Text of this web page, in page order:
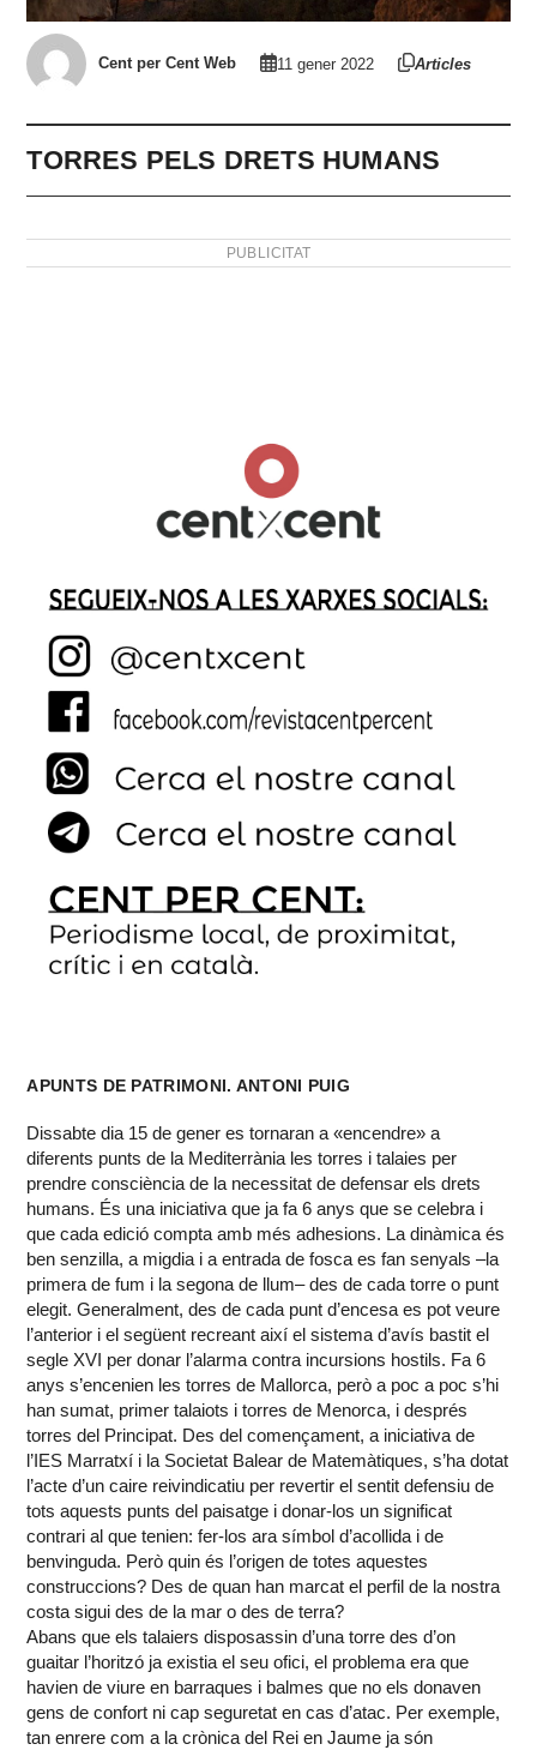
Cent per Cent Web 11 gener 2022 Articles
TORRES PELS DRETS HUMANS
PUBLICITAT
APUNTS DE PATRIMONI. ANTONI PUIG
Dissabte dia 15 de gener es tornaran a «encendre» a
diferents punts de la Mediterrània les torres i talaies per
prendre consciència de la necessitat de defensar els drets
humans. És una iniciativa que ja fa 6 anys que se celebra i
que cada edició compta amb més adhesions. La dinàmica és
ben senzilla, a migdia i a entrada de fosca es fan senyals –la
primera de fum i la segona de llum– des de cada torre o punt
elegit. Generalment, des de cada punt d’encesa es pot veure
l’anterior i el següent recreant així el sistema d’avís bastit el
segle XVI per donar l’alarma contra incursions hostils. Fa 6
anys s’encenien les torres de Mallorca, però a poc a poc s’hi
han sumat, primer talaiots i torres de Menorca, i després
torres del Principat. Des del començament, a iniciativa de
l’IES Marratxí i la Societat Balear de Matemàtiques, s’ha dotat
l’acte d’un caire reivindicatiu per revertir el sentit defensiu de
tots aquests punts del paisatge i donar-los un significat
contrari al que tenien: fer-los ara símbol d’acollida i de
benvinguda. Però quin és l’origen de totes aquestes
construccions? Des de quan han marcat el perfil de la nostra
costa sigui des de la mar o des de terra?
Abans que els talaiers disposassin d’una torre des d’on
guaitar l’horitzó ja existia el seu ofici, el problema era que
havien de viure en barraques i balmes que no els donaven
gens de confort ni cap seguretat en cas d’atac. Per exemple,
tan enrere com a la crònica del Rei en Jaume ja són